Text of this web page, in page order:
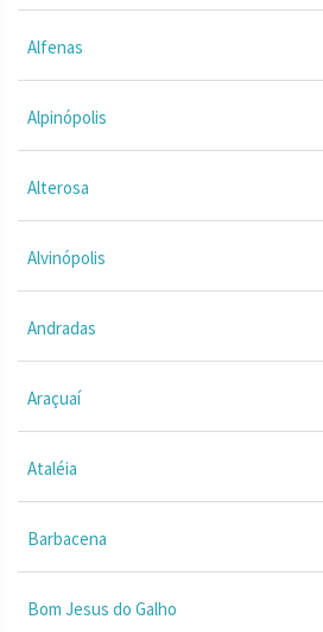
Alfenas
Alpinópolis
Alterosa
Alvinópolis
Andradas
Araçuaí
Ataléia
Barbacena
Bom Jesus do Galho